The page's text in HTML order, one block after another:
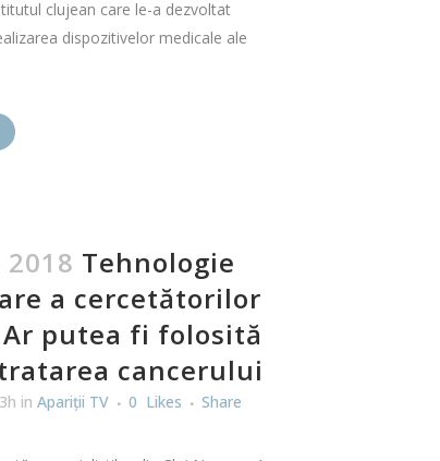
clujean care le-a dezvoltat
dispozitivelor medicale ale
Tehnologie
a cercetătorilor
putea fi folosită
cancerului
in Apariţii TV 0 Likes Share